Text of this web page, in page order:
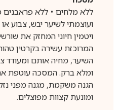
ללא מלחים • ללא פראבנים
ועוצמתי לשיער יבש, צבוע
המרוכזת עשירה בקרטין
השיער, מחיה אותם ומעודד
ומלא ברק. המסכה עוטפת
הגנה משקמת, מגנה מפני
ומונעת קצוות מפוצלים.